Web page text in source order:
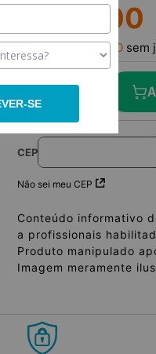
00
,00 sem
CEP
Não sei meu CEP
Conteúdo informativo
a profissionais
Produto manipulado
Imagem meramente
SE